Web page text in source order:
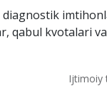
qabul kvotalari
Ijtimoiy